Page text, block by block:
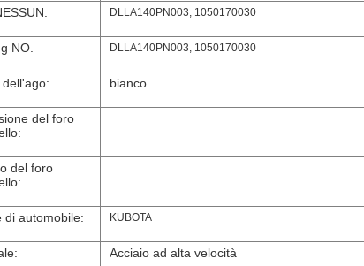
DLLA140PN003, 1050170030
NO. DLLA140PN003, 1050170030
bianco
del foro
del foro
di automobile: KUBOTA
Acciaio ad alta velocità